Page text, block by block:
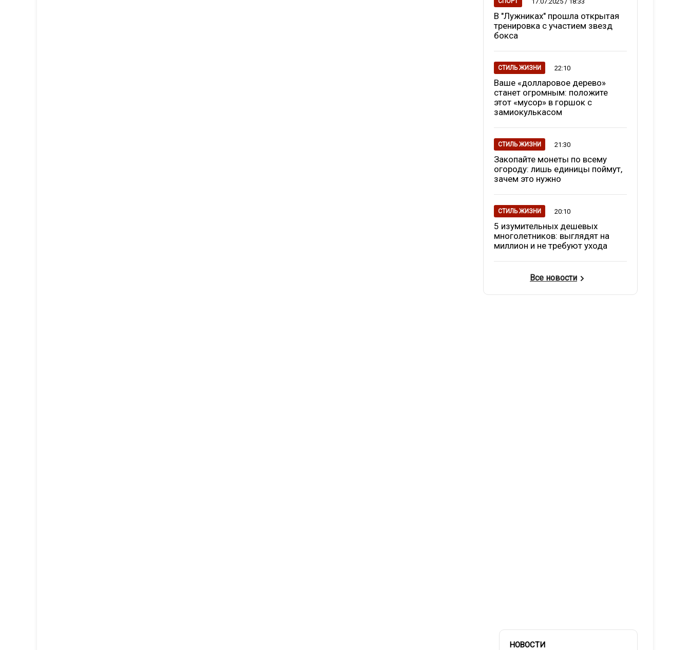
В "Лужниках" прошла открытая
тренировка с участием звезд
бокса
СТИЛЬ ЖИЗНИ 22:10
Ваше «долларовое дерево»
станет огромным: положите
этот «мусор» в горшок с
замиокулькасом
СТИЛЬ ЖИЗНИ 21:30
Закопайте монеты по всему
огороду: лишь единицы поймут,
зачем это нужно
СТИЛЬ ЖИЗНИ 20:10
5 изумительных дешевых
многолетников: выглядят на
миллион и не требуют ухода
Все новости
НОВОСТИ